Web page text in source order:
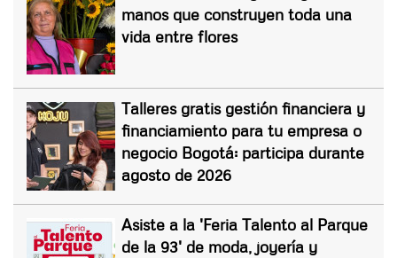
manos que construyen toda una
vida entre flores
Talleres gratis gestión financiera y
financiamiento para tu empresa o
negocio Bogotá: participa durante
agosto de 2026
Asiste a la 'Feria Talento al Parque
de la 93' de moda, joyería y